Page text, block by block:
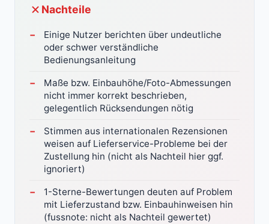
Nachteile
Einige Nutzer berichten über undeutliche
oder schwer verständliche
Bedienungsanleitung
Maße bzw. Einbauhöhe/Foto-Abmessungen
nicht immer korrekt beschrieben,
gelegentlich Rücksendungen nötig
Stimmen aus internationalen Rezensionen
weisen auf Lieferservice-Probleme bei der
Zustellung hin (nicht als Nachteil hier ggf.
ignoriert)
1-Sterne-Bewertungen deuten auf Problem
mit Lieferzustand bzw. Einbauhinweisen hin
(fussnote: nicht als Nachteil gewertet)